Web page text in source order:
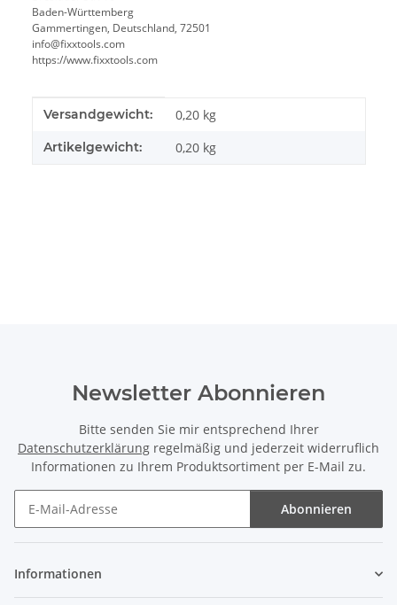
Baden-Württemberg
Gammertingen, Deutschland, 72501
info@fixxtools.com
https://www.fixxtools.com
Produkteigenschaft
Wert
Versandgewicht: 0,20 kg
Artikelgewicht: 0,20 kg
Newsletter Abonnieren
Bitte senden Sie mir entsprechend Ihrer
Datenschutzerklärung regelmäßig und jederzeit widerruflich
Informationen zu Ihrem Produktsortiment per E-Mail zu.
Abonnieren
Informationen